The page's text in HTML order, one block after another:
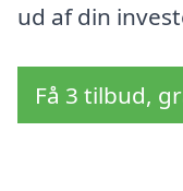
ud af din
Få 3 tilbud,